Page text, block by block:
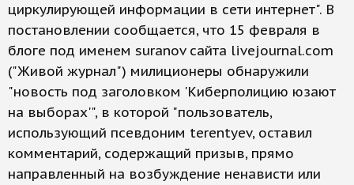
циркулирующей информации в сети интернет". В
постановлении сообщается, что 15 февраля в
блоге под именем suranov сайта livejournal.com
("Живой журнал") милиционеры обнаружили
"новость под заголовком 'Киберполицию юзают
на выборах'", в которой "пользователь,
использующий псевдоним terentyev, оставил
комментарий, содержащий призыв, прямо
направленный на возбуждение ненависти или